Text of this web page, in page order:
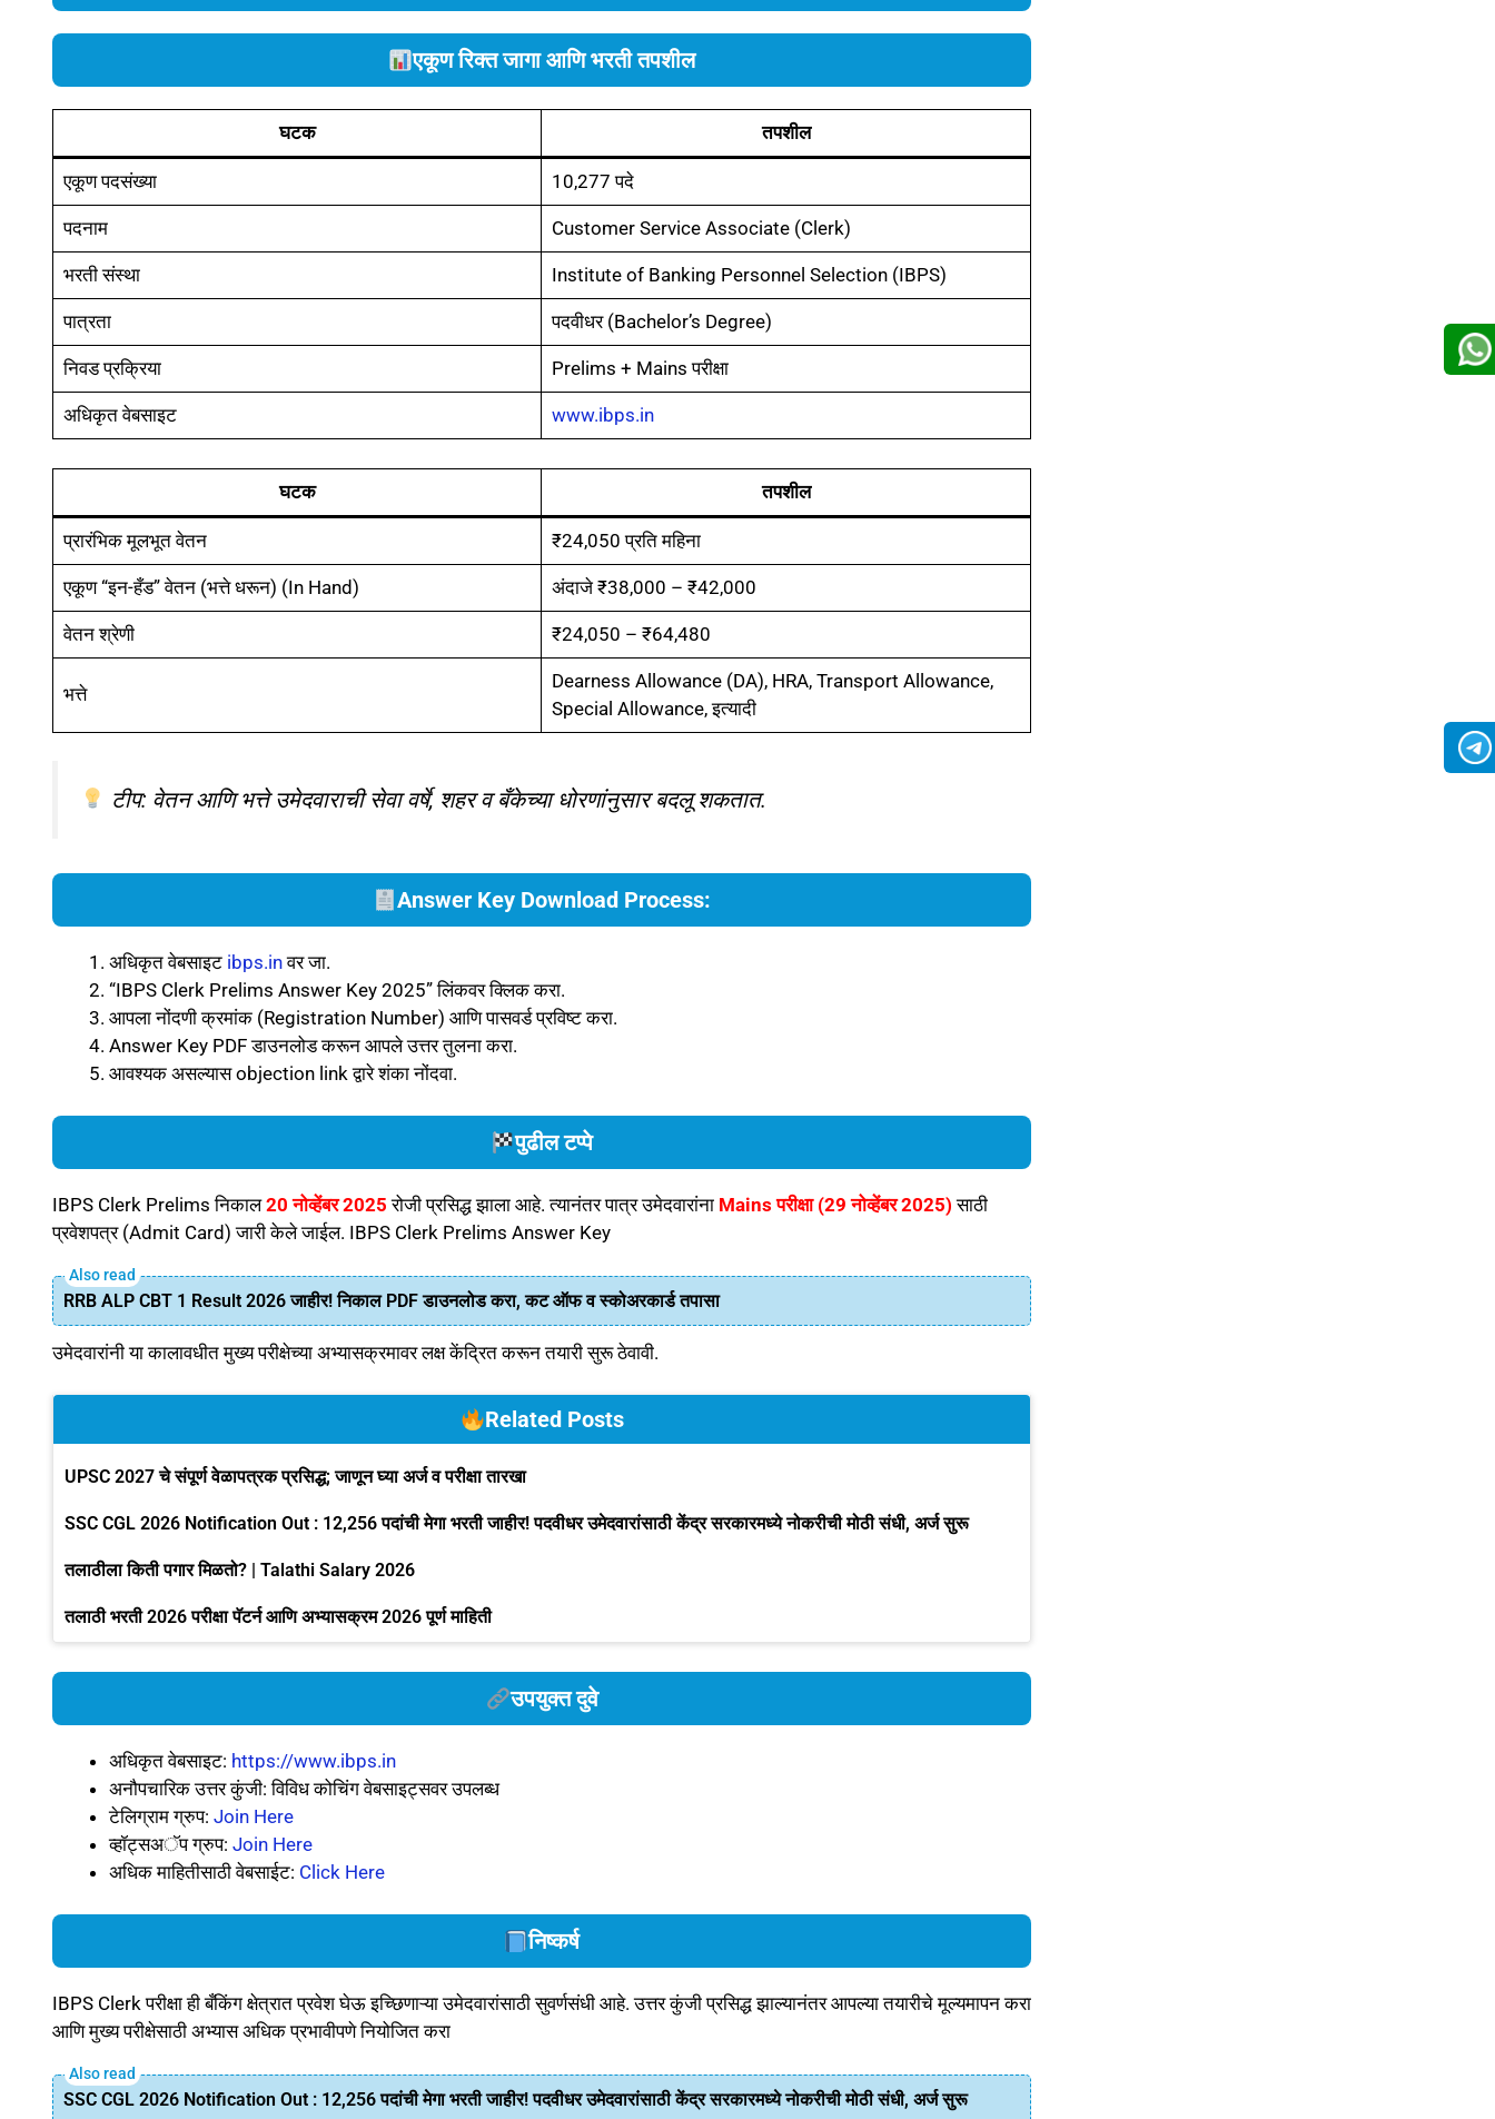
एकूण रिक्त जागा आणि भरती तपशील
घटक तपशील
एकूण पदसंख्या 10,277 पदे
पदनाम Customer Service Associate (Clerk)
भरती संस्था Institute of Banking Personnel Selection (IBPS)
पात्रता पदवीधर (Bachelor’s Degree)
निवड प्रक्रिया Prelims + Mains परीक्षा
अधिकृत वेबसाइट www.ibps.in
घटक तपशील
प्रारंभिक मूलभूत वेतन ₹24,050 प्रति महिना
एकूण “इन-हँड” वेतन (भत्ते धरून) (In Hand) अंदाजे ₹38,000 – ₹42,000
वेतन श्रेणी ₹24,050 – ₹64,480
भत्ते
Dearness Allowance (DA), HRA, Transport Allowance,
Special Allowance, इत्यादी
टीप: वेतन आणि भत्ते उमेदवाराची सेवा वर्षे, शहर व बँकेच्या धोरणांनुसार बदलू शकतात.
Answer Key Download Process:
अधिकृत वेबसाइट ibps.inवर जा.
“IBPS Clerk Prelims Answer Key 2025” लिंकवर क्लिक करा.
आपला नोंदणी क्रमांक (Registration Number) आणि पासवर्ड प्रविष्ट करा.
Answer Key PDF डाउनलोड करून आपले उत्तर तुलना करा.
आवश्यक असल्यास objection link द्वारे शंका नोंदवा.
पुढील टप्पे
IBPS Clerk Prelims निकाल20 नोव्हेंबर 2025 रोजी प्रसिद्ध झाला आहे. त्यानंतर पात्र उमेदवारांना Mains परीक्षा (29 नोव्हेंबर 2025) साठी
प्रवेशपत्र (Admit Card) जारी केले जाईल. IBPS Clerk Prelims Answer Key
RRB ALP CBT 1 Result 2026 जाहीर! निकाल PDF डाउनलोड करा, कट ऑफ व स्कोअरकार्ड तपासा
उमेदवारांनी या कालावधीत मुख्य परीक्षेच्या अभ्यासक्रमावर लक्ष केंद्रित करून तयारी सुरू ठेवावी.
Related Posts
UPSC 2027 चे संपूर्ण वेळापत्रक प्रसिद्ध; जाणून घ्या अर्ज व परीक्षा तारखा
SSC CGL 2026 Notification Out : 12,256 पदांची मेगा भरती जाहीर! पदवीधर उमेदवारांसाठी केंद्र सरकारमध्ये नोकरीची मोठी संधी, अर्ज सुरू
तलाठीला किती पगार मिळतो? | Talathi Salary 2026
तलाठी भरती 2026 परीक्षा पॅटर्न आणि अभ्यासक्रम 2026 पूर्ण माहिती
उपयुक्त दुवे
अधिकृत वेबसाइट: https://www.ibps.in
अनौपचारिक उत्तर कुंजी: विविध कोचिंग वेबसाइट्सवर उपलब्ध
टेलिग्राम ग्रुप: Join Here
व्हॉट्सअॅप ग्रुप: Join Here
अधिक माहितीसाठी वेबसाईट: Click Here
निष्कर्ष
IBPS Clerk परीक्षा ही बँकिंग क्षेत्रात प्रवेश घेऊ इच्छिणाऱ्या उमेदवारांसाठी सुवर्णसंधी आहे. उत्तर कुंजी प्रसिद्ध झाल्यानंतर आपल्या तयारीचे मूल्यमापन करा
आणि मुख्य परीक्षेसाठी अभ्यास अधिक प्रभावीपणे नियोजित करा
SSC CGL 2026 Notification Out : 12,256 पदांची मेगा भरती जाहीर! पदवीधर उमेदवारांसाठी केंद्र सरकारमध्ये नोकरीची मोठी संधी, अर्ज सुरू